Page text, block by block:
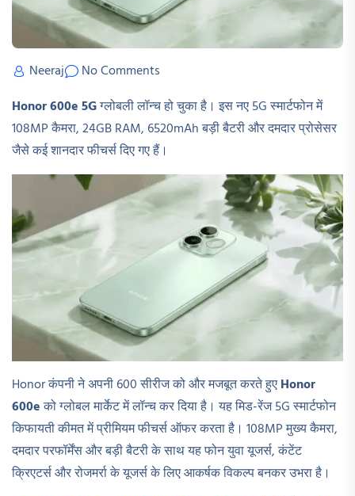
Neeraj
No Comments
Honor 600e 5Gग्लोबली लॉन्च हो चुका है। इस नए 5G स्मार्टफोन में
108MP कैमरा, 24GB RAM, 6520mAh बड़ी बैटरी और दमदार प्रोसेसर
जैसे कई शानदार फीचर्स दिए गए हैं।
Honor कंपनी ने अपनी 600 सीरीज को और मजबूत करते हुएHonor
600eको ग्लोबल मार्केट में लॉन्च कर दिया है। यह मिड-रेंज 5G स्मार्टफोन
किफायती कीमत में प्रीमियम फीचर्स ऑफर करता है। 108MP मुख्य कैमरा,
दमदार परफॉर्मेंस और बड़ी बैटरी के साथ यह फोन युवा यूजर्स, कंटेंट
क्रिएटर्स और रोजमर्रा के यूजर्स के लिए आकर्षक विकल्प बनकर उभरा है।